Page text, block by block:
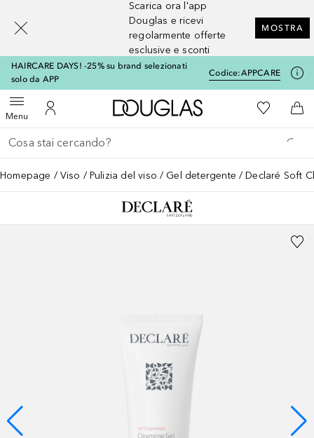
Scarica ora l'app
Douglas e ricevi
regolarmente offerte
esclusive e sconti
MOSTRA
HAIRCARE DAYS! -25% su brand selezionati
solo da APP
Codice:APPCARE
MenuApri menuAl Mio Account
A Douglas HomeAlla Mia
Al
Torna indietro
Esegui ricerca
Homepage Viso Pulizia del viso Gel detergente Declaré Soft
[navigation.slideout.screenreader]